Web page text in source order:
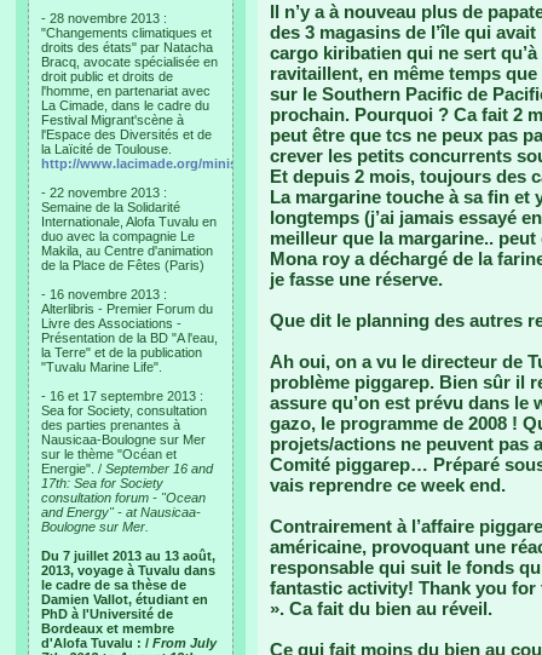
- 28 novembre 2013 :
"Changements climatiques et
droits des états" par Natacha
Bracq, avocate spécialisée en
droit public et droits de
l'homme, en partenariat avec
La Cimade, dans le cadre du
Festival Migrant'scène à
l'Espace des Diversités et de
la Laïcité de Toulouse.
http://www.lacimade.org/minisites/migrantscene
- 22 novembre 2013 :
Semaine de la Solidarité
Internationale, Alofa Tuvalu en
duo avec la compagnie Le
Makila, au Centre d'animation
de la Place de Fêtes (Paris)
- 16 novembre 2013 :
Alterlibris - Premier Forum du
Livre des Associations -
Présentation de la BD "A l'eau,
la Terre" et de la publication
"Tuvalu Marine Life".
- 16 et 17 septembre 2013 :
Sea for Society, consultation
des parties prenantes à
Nausicaa-Boulogne sur Mer
sur le thème "Océan et
Energie". / September 16 and
17th: Sea for Society
consultation forum - "Ocean
and Energy" - at Nausicaa-
Boulogne sur Mer.
Du 7 juillet 2013 au 13 août,
2013, voyage à Tuvalu dans
le cadre de sa thèse de
Damien Vallot, étudiant en
PhD à l'Université de
Bordeaux et membre
d'Alofa Tuvalu : / From July
Il n’y a à nouveau plus de
des 3 magasins de l’île qui
cargo kiribatien qui ne sert
ravitaillent, en même temps
sur le Southern Pacific de
prochain. Pourquoi ? Ca fait 2
peut être que tcs ne peux pas
crever les petits concurrents
Et depuis 2 mois, toujours des
La margarine touche à sa fin et
longtemps (j’ai jamais essayé
meilleur que la margarine..
Mona roy a déchargé de la
je fasse une réserve.
Que dit le planning des autres
Ah oui, on a vu le directeur de
problème piggarep. Bien sûr il
assure qu’on est prévu dans le
gazo, le programme de 2008 !
projets/actions ne peuvent pas
Comité piggarep… Préparé
vais reprendre ce week end.
Contrairement à l’affaire
américaine, provoquant une
responsable qui suit le fonds
fantastic activity! Thank you
». Ca fait du bien au réveil.
Ce qui fait moins du bien au